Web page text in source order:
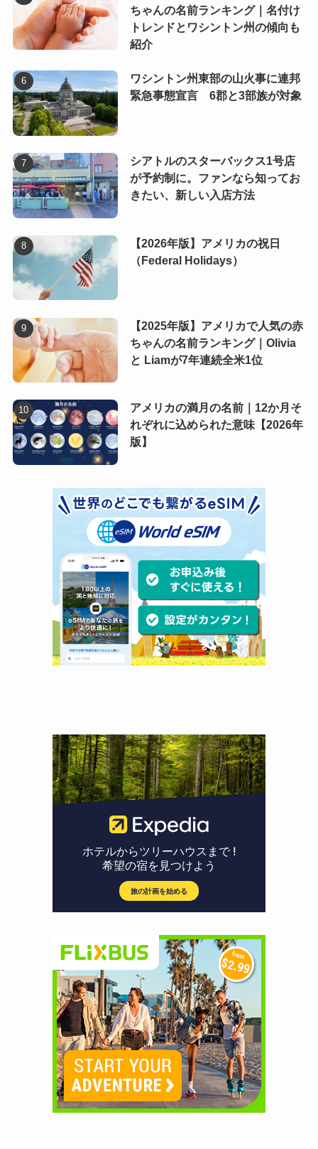
ちゃんの名前ランキング｜名付け
トレンドとワシントン州の傾向も
紹介
ワシントン州東部の山火事に連邦
緊急事態宣言 6郡と3部族が対象
シアトルのスターバックス1号店
が予約制に。ファンなら知ってお
きたい、新しい入店方法
【2026年版】アメリカの祝日
（Federal Holidays）
【2025年版】アメリカで人気の赤
ちゃんの名前ランキング｜Olivia
と Liamが7年連続全米1位
アメリカの満月の名前｜12か月そ
れぞれに込められた意味【2026年
版】